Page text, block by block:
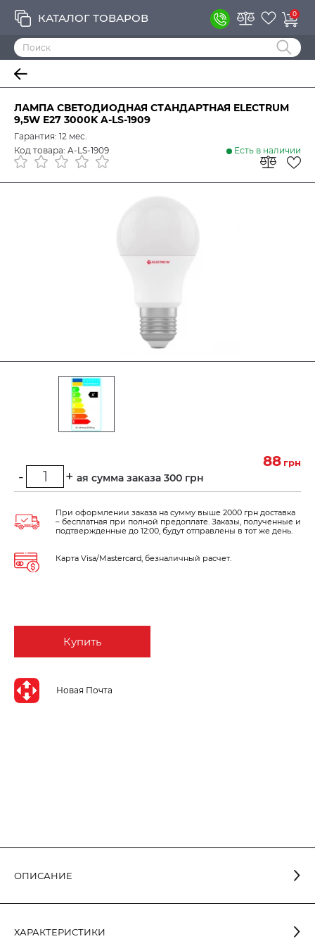
КАТАЛОГ ТОВАРОВ 0
ЛАМПА СВЕТОДИОДНАЯ СТАНДАРТНАЯ ELECTRUM
9,5W E27 3000K A-LS-1909
ОПИСАНИЕ
часов), что в 30 раз больше, чем у аналогичных по световым
ХАРАКТЕРИСТИКИ
Гарантия: 12 мес.
Код товара: A-LS-1909
Есть в наличии
88 грн
Минимальная сумма заказа 300 грн
- +
Купить
Новая Почта
При оформлении заказа на сумму выше 2000 грн доставка
– бесплатная при полной предоплате. Заказы, полученные и
подтвержденные до 12:00, будут отправлены в тот же день.
Карта Visa/Mastercard, безналичный расчет.